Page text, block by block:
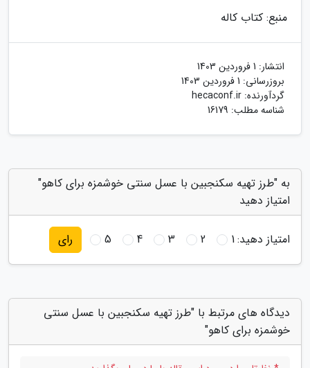
منبع: کتاب کاله
انتشار: 1 فروردین 1403
بروزرسانی: 1 فروردین 1403
گردآورنده: hecaconf.ir
شناسه مطلب: 16179
به "طرز تهیه سکنجبین با عسل سنتی خوشمزه برای کاهو"
امتیاز دهید
امتیاز دهید:1
2
3
4
5 رای
دیدگاه های مرتبط با "طرز تهیه سکنجبین با عسل سنتی
خوشمزه برای کاهو"